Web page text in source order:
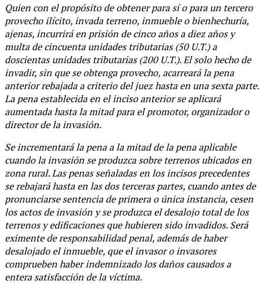
Quien con el propósito de obtener para sí o para un tercero
provecho ilícito, invada terreno, inmueble o bienhechuría,
ajenas, incurrirá en prisión de cinco años a diez años y
multa de cincuenta unidades tributarias (50 U.T.) a
doscientas unidades tributarias (200 U.T.). El solo hecho de
invadir, sin que se obtenga provecho, acarreará la pena
anterior rebajada a criterio del juez hasta en una sexta parte.
La pena establecida en el inciso anterior se aplicará
aumentada hasta la mitad para el promotor, organizador o
director de la invasión.
Se incrementará la pena a la mitad de la pena aplicable
cuando la invasión se produzca sobre terrenos ubicados en
zona rural. Las penas señaladas en los incisos precedentes
se rebajará hasta en las dos terceras partes, cuando antes de
pronunciarse sentencia de primera o única instancia, cesen
los actos de invasión y se produzca el desalojo total de los
terrenos y edificaciones que hubieren sido invadidos. Será
eximente de responsabilidad penal, además de haber
desalojado el inmueble, que el invasor o invasores
comprueben haber indemnizado los daños causados a
entera satisfacción de la víctima.